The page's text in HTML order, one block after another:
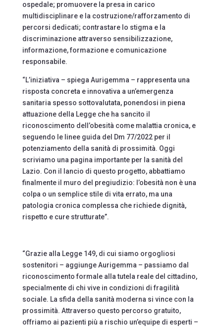
ospedale; promuovere la presa in carico
multidisciplinare e la costruzione/rafforzamento di
percorsi dedicati; contrastare lo stigma e la
discriminazione attraverso sensibilizzazione,
informazione, formazione e comunicazione
responsabile.
“L’iniziativa – spiega Aurigemma – rappresenta una
risposta concreta e innovativa a un’emergenza
sanitaria spesso sottovalutata, ponendosi in piena
attuazione della Legge che ha sancito il
riconoscimento dell’obesità come malattia cronica, e
seguendo le linee guida del Dm 77/2022 per il
potenziamento della sanità di prossimità. Oggi
scriviamo una pagina importante per la sanità del
Lazio. Con il lancio di questo progetto, abbattiamo
finalmente il muro del pregiudizio: l’obesità non è una
colpa o un semplice stile di vita errato, ma una
patologia cronica complessa che richiede dignità,
rispetto e cure strutturate”.
“Grazie alla Legge 149, di cui siamo orgogliosi
sostenitori – aggiunge Aurigemma – passiamo dal
riconoscimento formale alla tutela reale del cittadino,
specialmente di chi vive in condizioni di fragilità
sociale. La sfida della sanità moderna si vince con la
prossimità. Attraverso questo percorso gratuito,
offriamo ai pazienti più a rischio un’equipe di esperti –